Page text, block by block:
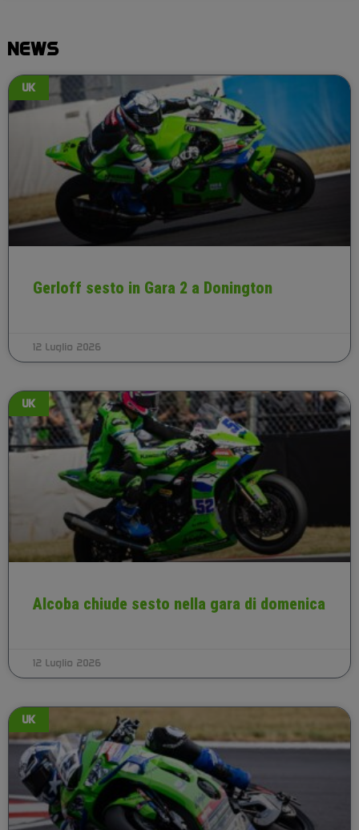
NEWS
UK
Gerloff sesto in Gara 2 a Donington
12 Luglio 2026
UK
Alcoba chiude sesto nella gara di domenica
12 Luglio 2026
UK